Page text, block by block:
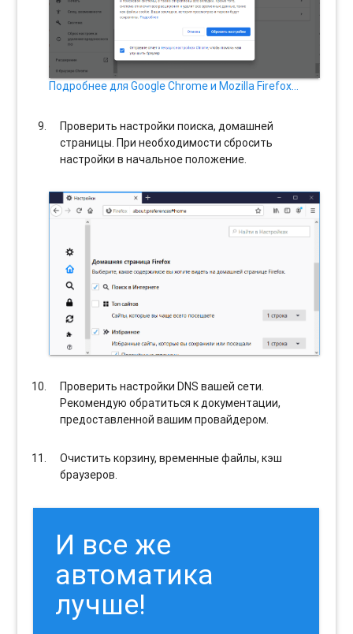
Подробнее для Google Chrome и Mozilla Firefox…
Проверить настройки поиска, домашней
страницы. При необходимости сбросить
настройки в начальное положение.
Проверить настройки DNS вашей сети.
Рекомендую обратиться к документации,
предоставленной вашим провайдером.
Очистить корзину, временные файлы, кэш
браузеров.
И все же
автоматика
лучше!